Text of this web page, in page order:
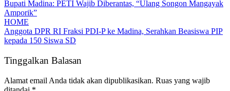
Bupati Madina: PETI Wajib Diberantas, “Ulang Songon Mangayak
Amporik”
HOME
Anggota DPR RI Fraksi PDI-P ke Madina, Serahkan Beasiswa PIP
kepada 150 Siswa SD
Tinggalkan Balasan
Alamat email Anda tidak akan dipublikasikan. Ruas yang wajib